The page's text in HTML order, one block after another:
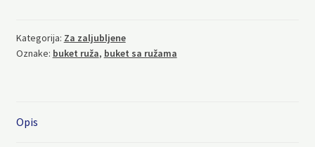
količina
Kategorija: Za zaljubljene
Oznake: buket ruža, buket sa ružama
Opis